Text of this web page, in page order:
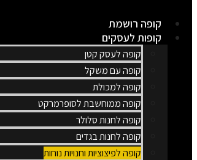
קופה רושמת
קופות לעסקים
קופה לעסק קטן
קופה עם משקל
קופה למכולת
קופה ממוחשבת לסופרמרקט
קופה לחנות סלולר
קופה לחנות בגדים
קופה לפיצוציות וחנויות נוחות